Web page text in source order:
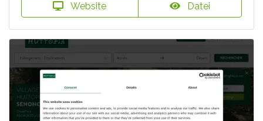
Website Datei